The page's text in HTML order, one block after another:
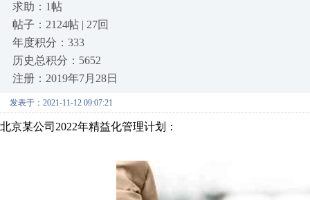
求助：1帖
帖子：2124帖 | 27回
年度积分：333
历史总积分：5652
注册：2019年7月28日
发表于：2021-11-12 09:07:21
北京某公司2022年精益化管理计划：